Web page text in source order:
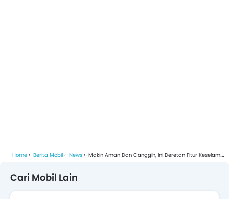
Home Berita Mobil News Makin Aman Dan Canggih, Ini Deretan Fitur Keselamatan Honda HR-V Terbaru
Cari Mobil Lain